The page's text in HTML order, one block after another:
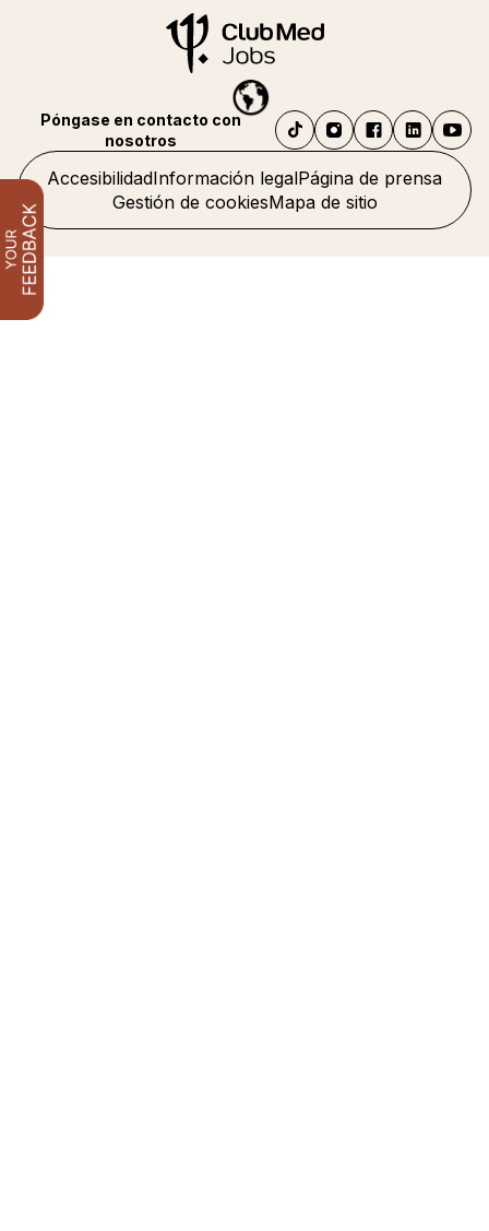
AccesibilidadInformación legalPágina de prensa
Gestión de cookiesMapa de sitio
Póngase en contacto con
nosotros